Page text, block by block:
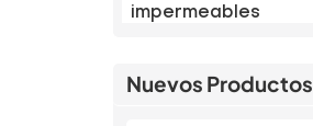
impermeables
Nuevos Productos